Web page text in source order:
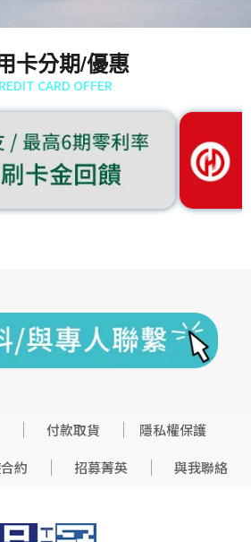
卡分期/優惠
CARD OFFER
付款取貨
隱私權保護
約 招募菁英 與我聯絡